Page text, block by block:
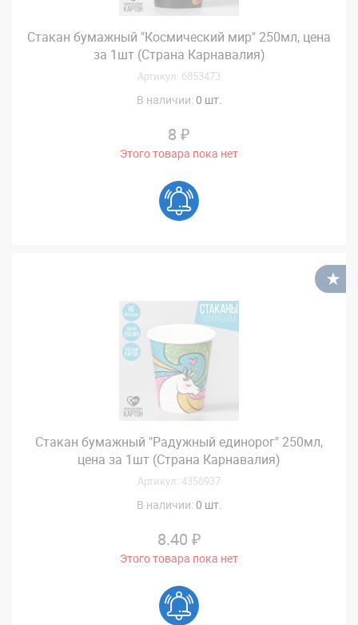
Стакан бумажный "Космический мир" 250мл, цена
за 1шт (Страна Карнавалия)
Артикул: 6853473
В наличии: 0 шт.
8 ₽
Этого товара пока нет
Стакан бумажный "Радужный единорог" 250мл,
цена за 1шт (Страна Карнавалия)
Артикул: 4356937
В наличии: 0 шт.
8.40 ₽
Этого товара пока нет